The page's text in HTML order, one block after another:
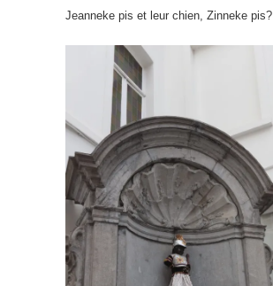
Jeanneke pis et leur chien, Zinneke pis?